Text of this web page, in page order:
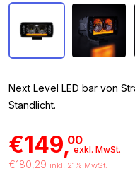
Next Level LED bar von
Standlicht.
€149,00
exkl. MwSt.
€180,29 inkl. 21% MwSt.